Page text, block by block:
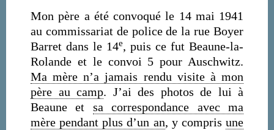
Mon père a été convoqué le 14 mai 1941
au commissariat de police de la rue Boyer
Barret dans le 14e, puis ce fut Beaune-la-
Rolande et le convoi 5 pour Auschwitz.
Ma mère n’a jamais rendu visite à mon
père au camp. J’ai des photos de lui à
Beaune et sa correspondance avec ma
mère pendant plus d’un an, y comprisune